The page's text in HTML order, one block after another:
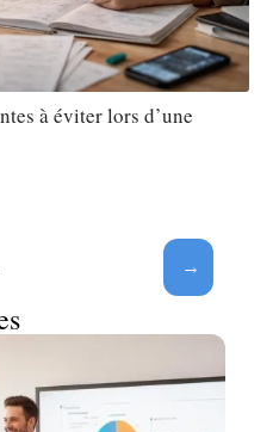
à éviter lors d’une